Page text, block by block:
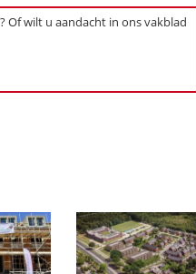
Of wilt u aandacht in ons vakblad